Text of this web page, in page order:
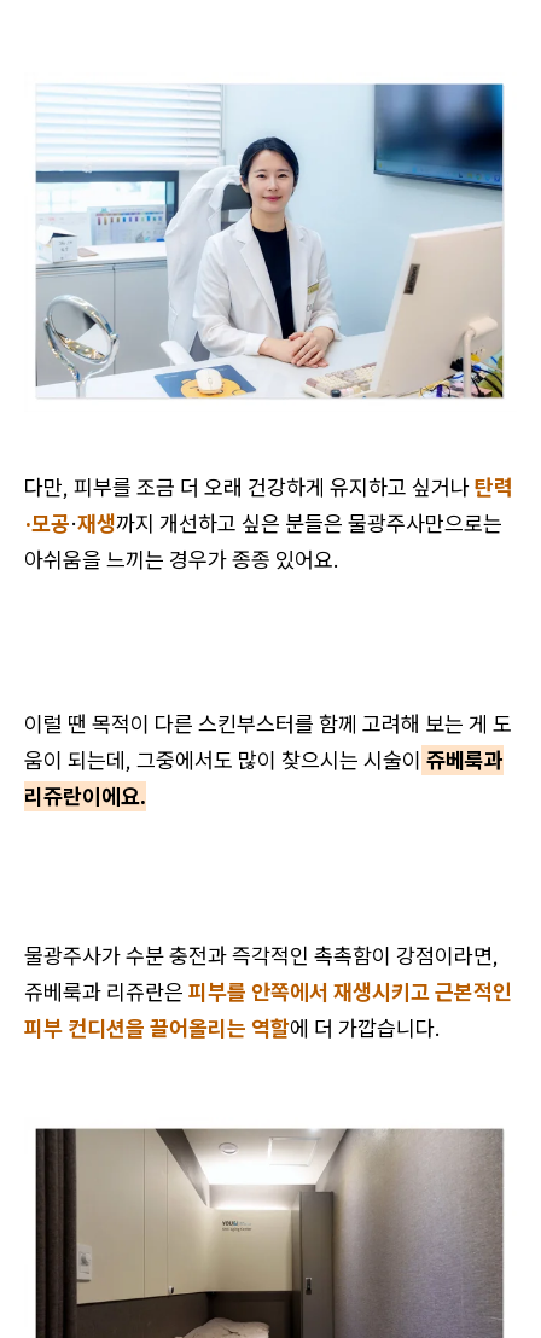
다만, 피부를 조금 더 오래 건강하게 유지하고 싶거나탄력
·모공·재생까지 개선하고 싶은 분들은 물광주사만으로는
아쉬움을 느끼는 경우가 종종 있어요.
이럴 땐 목적이 다른 스킨부스터를 함께 고려해 보는 게 도
움이 되는데, 그중에서도 많이 찾으시는 시술이 쥬베룩과
리쥬란이에요.
물광주사가 수분 충전과 즉각적인 촉촉함이 강점이라면,
쥬베룩과 리쥬란은 피부를 안쪽에서 재생시키고 근본적인
피부 컨디션을 끌어올리는 역할에 더 가깝습니다.